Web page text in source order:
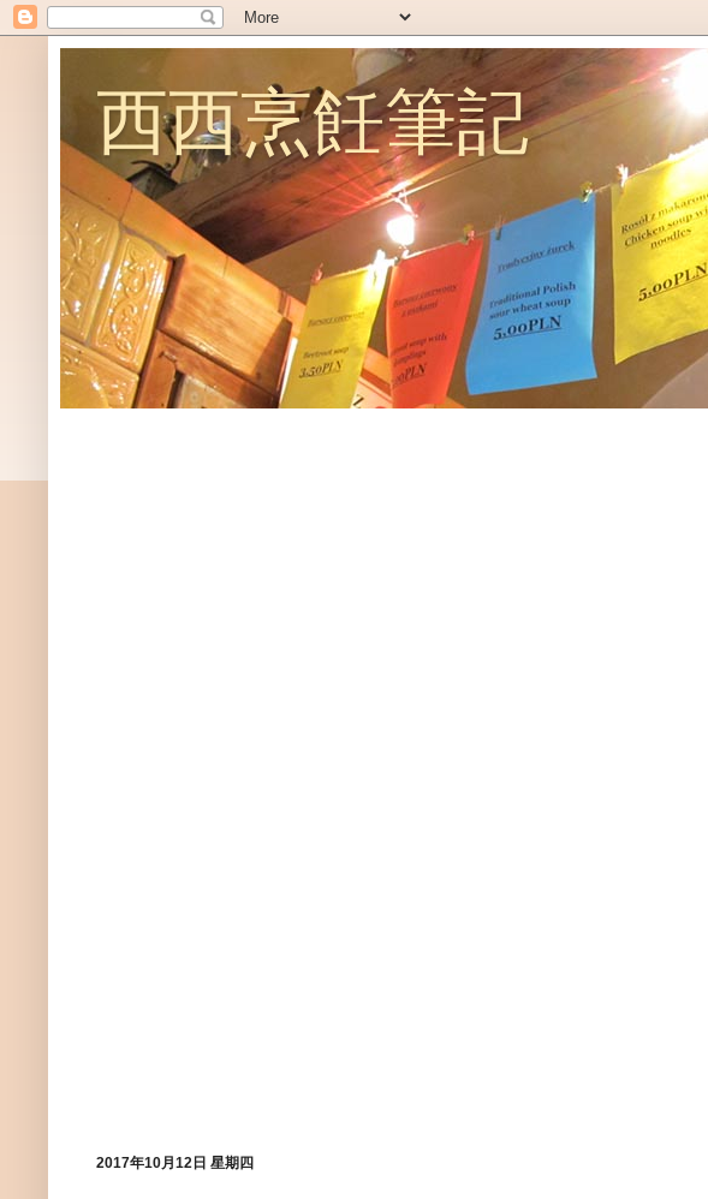
西西烹飪筆記
2017年10月12日 星期四